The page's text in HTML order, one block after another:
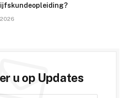
u op Updates